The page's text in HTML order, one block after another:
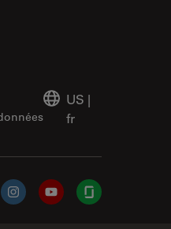
US |
fr
InstagramYouTubeGlassdoor